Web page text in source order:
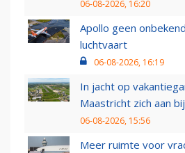
06-08-2026, 16:20
Apollo geen
luchtvaart
06-08-2026, 16:19
In jacht op
Maastricht zich aan
06-08-2026, 15:56
Meer ruimte voor